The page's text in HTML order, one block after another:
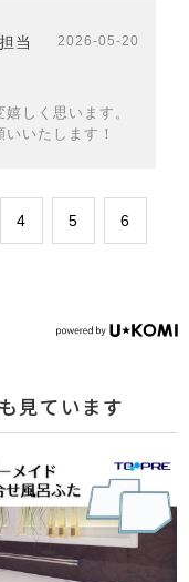
当 2026-05-20
しく思います。
いたします！
​4 ​5 ​6
見ています